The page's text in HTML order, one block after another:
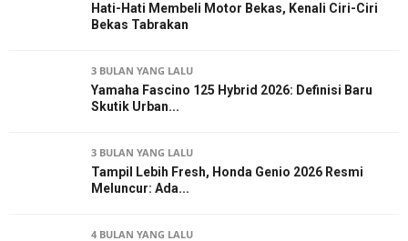
Hati-Hati Membeli Motor Bekas, Kenali Ciri-Ciri
Bekas Tabrakan
3 BULAN YANG LALU
Yamaha Fascino 125 Hybrid 2026: Definisi Baru
Skutik Urban...
3 BULAN YANG LALU
Tampil Lebih Fresh, Honda Genio 2026 Resmi
Meluncur: Ada...
4 BULAN YANG LALU